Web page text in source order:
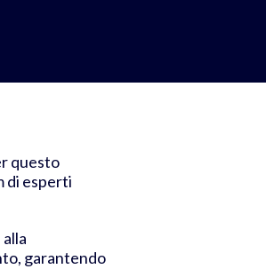
questo
di esperti
garantendo